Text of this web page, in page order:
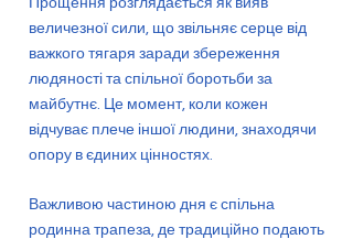
величезної сили, що звільняє серце від
важкого тягаря заради збереження
людяності та спільної боротьби за
майбутнє. Це момент, коли кожен
відчуває плече іншої людини, знаходячи
опору в єдиних цінностях.
Важливою частиною дня є спільна
родинна трапеза, де традиційно подають